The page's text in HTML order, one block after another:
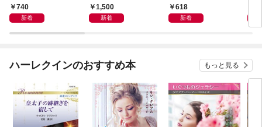
ンス～純潔のシンデレ
ラ～
740
新着
1,500
新着
庫版】
618
新着
ハーレクインのおすすめ本 もっと見る